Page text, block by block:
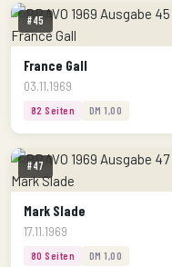
#45
France Gall
03.11.1969
82 Seiten DM 1,00
#47
Mark Slade
17.11.1969
80 Seiten DM 1,00